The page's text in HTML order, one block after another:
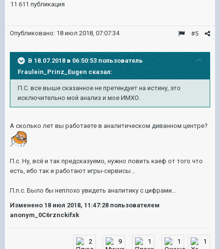
11 611 публикация
#5
Опубликовано: 18 июл 2018, 07:07:34
В 18.07.2018 в 06:50:53 пользователь
Fraulein_Prinz_Eugen сказал:
П.С. все выше сказанное не претендует на истину, это
исключительно мой анализ и мое ИМХО.
А сколько лет вы работаете в аналитическом диванном центре?
П.с. Ну, всё и так предсказуемо, нужно ловить каеф от того что
есть, ибо так и работают игры-сервисы...
П.п.с. Было бы неплохо увидеть аналитику с цифрами...
Изменено 18 июл 2018, 11:47:28 пользователем
anonym_0C6rznckifxk
2 9 1 1 1